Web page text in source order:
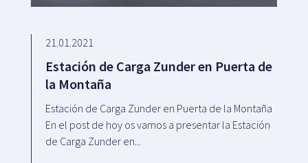
21.01.2021
Estación de Carga Zunder en Puerta de
la Montaña
Estación de Carga Zunder en Puerta de la Montaña
En el post de hoy os vamos a presentar la Estación
de Carga Zunder en...